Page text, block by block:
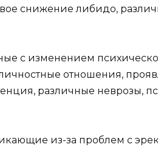
снижение либидо,
с изменением
отношения,
различные неврозы,
из-за проблем с